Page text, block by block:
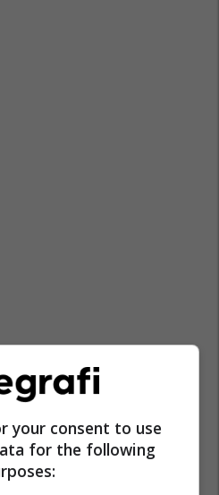
your consent to use
for the following